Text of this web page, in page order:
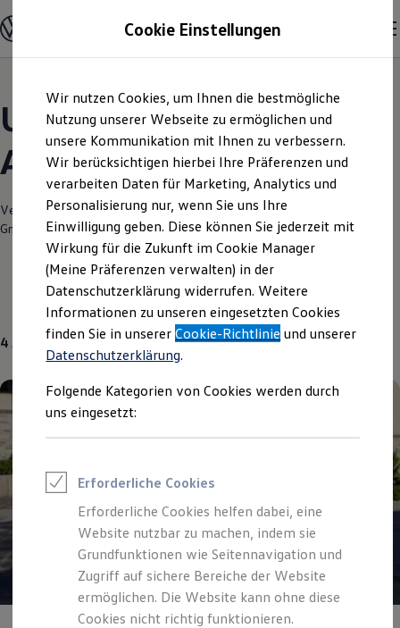
Hauptinhalt
springen
Footer
springen
Modelle und Konfigurator
Konfigurator
Modelle vergleichen
Elektroautos
ENERGY Sondermodelle
Nutzfahrzeuge
SUV und CUV
Familienautos
Kombis
Kompaktwagen
Sportwagen
Schnell verfügbare Fahrzeuge
Angebote und Produkte
Aktuelle Angebote
E-Auto-Förderung
Volkswagen Marktplatz
Die ENERGY Sondermodelle
Junge Gebrauchtwagen und Gebrauchtwagen
Volkswagen Zertifizierte Gebrauchtwagen
Elektromobilität bei Gebrauchtwagen
Saisonangebote
Reifenpakete
Leasing
Leasing-Angebote
Elektroauto Leasing
Kleinwagen-Leasing
Leasing ohne Anzahlung
Finanzierung
Autokredit mit Schlussrate
Versicherungen und Garantien
Kfz-Versicherung
Restschuldversicherungen
Garantien
Unsere aktuellen
Angebote und mehr
Verantwortlich für die Inhalte auf dieser Seite ist die Auto-Zellmann
GmbH
Impressum & Rechtliches)
Gebrauchtwagen
4 Angebote
Cookie Einstellungen
Wir nutzen Cookies, um Ihnen die bestmögliche
Nutzung unserer Webseite zu ermöglichen und
unsere Kommunikation mit Ihnen zu verbessern.
Wir berücksichtigen hierbei Ihre Präferenzen und
verarbeiten Daten für Marketing, Analytics und
Personalisierung nur, wenn Sie uns Ihre
Einwilligung geben. Diese können Sie jederzeit mit
Wirkung für die Zukunft im Cookie Manager
(Meine Präferenzen verwalten) in der
Datenschutzerklärung widerrufen. Weitere
Informationen zu unseren eingesetzten Cookies
finden Sie in unsererCookie-Richtlinie und unserer
Datenschutzerklärung.
Folgende Kategorien von Cookies werden durch
uns eingesetzt:
Erforderliche Cookies
Erforderliche Cookies helfen dabei, eine
Website nutzbar zu machen, indem sie
Grundfunktionen wie Seitennavigation und
Zugriff auf sichere Bereiche der Website
ermöglichen. Die Website kann ohne diese
Cookies nicht richtig funktionieren.